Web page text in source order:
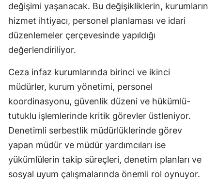
değişimi yaşanacak. Bu değişikliklerin, kurumların
hizmet ihtiyacı, personel planlaması ve idari
düzenlemeler çerçevesinde yapıldığı
değerlendiriliyor.
Ceza infaz kurumlarında birinci ve ikinci
müdürler, kurum yönetimi, personel
koordinasyonu, güvenlik düzeni ve hükümlü-
tutuklu işlemlerinde kritik görevler üstleniyor.
Denetimli serbestlik müdürlüklerinde görev
yapan müdür ve müdür yardımcıları ise
yükümlülerin takip süreçleri, denetim planları ve
sosyal uyum çalışmalarında önemli rol oynuyor.